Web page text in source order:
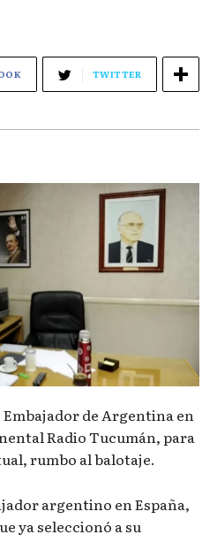
TWITTER
de Argentina en
Radio Tucumán, para
rumbo al balotaje.
argentino en España,
ya seleccionó a su